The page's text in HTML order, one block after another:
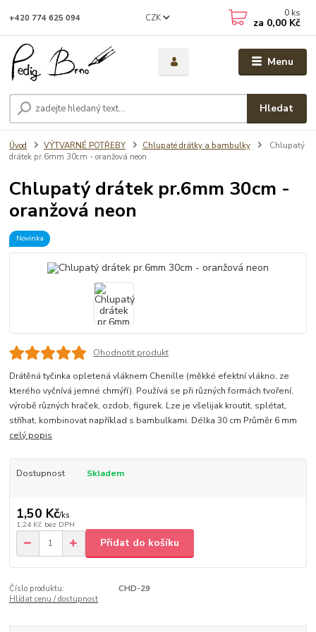
Menu
CZK
Hledat
+420 774 625 094 0 ks
za 0,00 Kč
Úvod VÝTVARNÉ POTŘEBY Chlupaté drátky a bambulky
Chlupatý
drátek pr.6mm 30cm - oranžová neon
Chlupatý drátek pr.6mm 30cm -
oranžová neon
Novinka
Ohodnotit produkt
Drátěná tyčinka opletená vláknem Chenille (měkké efektní vlákno, ze
kterého vyčnívá jemné chmýří). Používá se při různých formách tvoření,
výrobě různých hraček, ozdob, figurek. Lze je všelijak kroutit, splétat,
stříhat, kombinovat například s bambulkami. Délka 30 cm Průměr 6 mm
celý popis
Dostupnost Skladem
1,50 Kč/ks
1,24 Kč bez DPH
Přidat do košíku
Číslo produktu:
CHD-29
Hlídat cenu / dostupnost